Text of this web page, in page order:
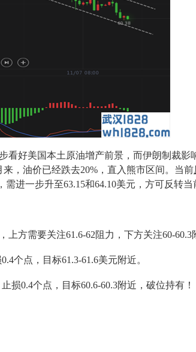
看好美国本土原油增产前景，而伊朗制裁
，油价已经跌去20%，直入熊市区间。当前
进一步升至63.15和64.10美元，方可反转当
方需要关注61.6-62阻力，下方关注60-60.3
个点，目标61.3-61.6美元附近。
损0.4个点，目标60.6-60.3附近，破位持有！